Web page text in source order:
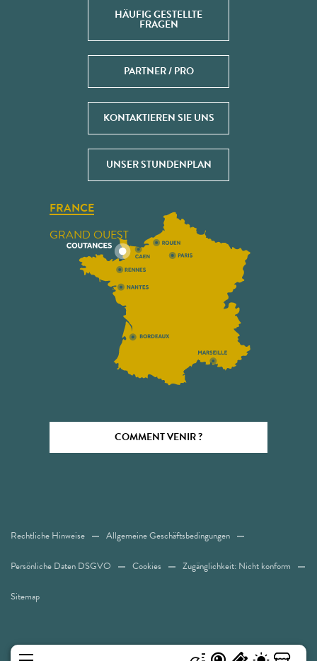
HÄUFIG GESTELLTE
FRAGEN
PARTNER / PRO
KONTAKTIEREN SIE UNS
UNSER STUNDENPLAN
FRANCE
GRAND OUEST
COMMENT VENIR ?
Rechtliche Hinweise Allgemeine Geschäftsbedingungen
Persönliche Daten DSGVO Cookies Zugänglichkeit: Nicht konform
Sitemap